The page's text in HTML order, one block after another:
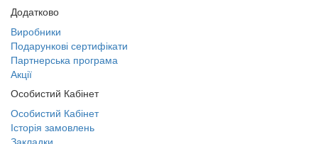
Додатково
Виробники
Подарункові сертифікати
Партнерська програма
Акції
Особистий Кабінет
Особистий Кабінет
Історія замовлень
Закладки